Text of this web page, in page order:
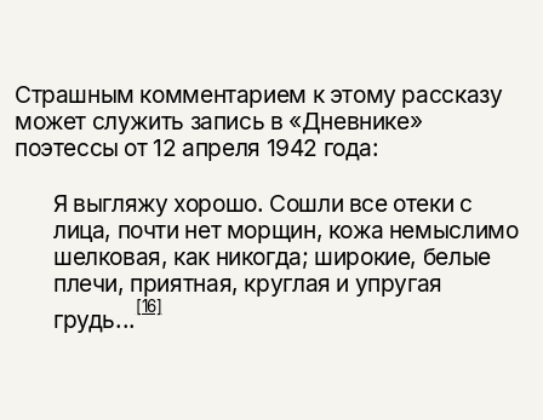
Страшным комментарием к этому рассказу
может служить запись в «Днев­нике»
поэтессы от 12 апреля 1942 года:
Я выгляжу хорошо. Сошли все отеки с
лица, почти нет морщин, кожа не­мыслимо
шелковая, как никогда; широкие, белые
плечи, приятная, круглая и упругая
грудь...[16]